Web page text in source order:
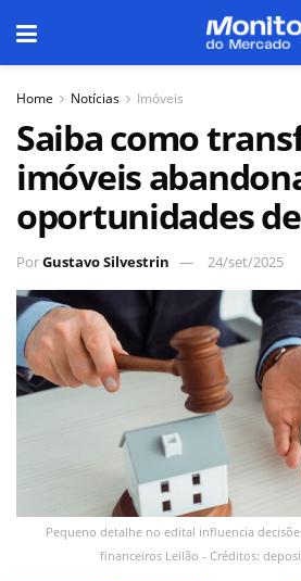
Home Notícias Imóveis
Saiba como
imóveis
oportunidades
PorGustavo Silvestrin 24/set/2025
Pequeno detalhe no edital influencia
financeiros Leilão - Créditos: